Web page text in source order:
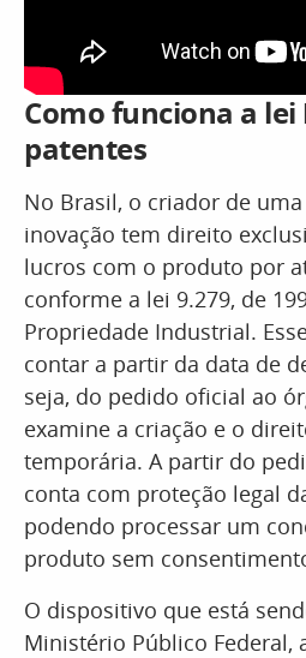
Como funciona a
patentes
No Brasil, o criador de
inovação tem direito
lucros com o produto por
conforme a lei 9.279, de
Propriedade Industrial.
contar a partir da data de
seja, do pedido oficial ao
examine a criação e o
temporária. A partir do
conta com proteção legal
podendo processar um
produto sem
O dispositivo que está
Ministério Público Federal,